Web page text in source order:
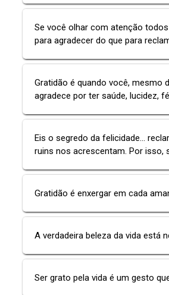
Se você olhar com atenção
para agradecer do que para
Gratidão é quando você, mesmo
agradece por ter saúde, lucidez,
Eis o segredo da felicidade...
ruins nos acrescentam. Por isso,
Gratidão é enxergar em cada
A verdadeira beleza da vida está
Ser grato pela vida é um gesto